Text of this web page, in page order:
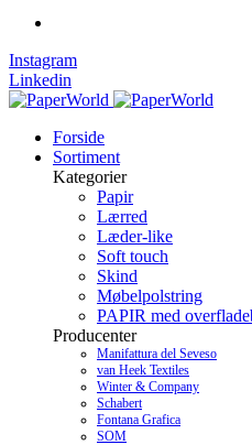
Instagram
Linkedin
Forside
Sortiment
Kategorier
Papir
Lærred
Læder-like
Soft touch
Skind
Møbelpolstring
PAPIR med
Producenter
Manifattura del Seveso
van Heek Textiles
Winter & Company
Schabert
Fontana Grafica
SOM